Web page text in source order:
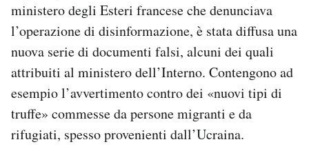
ministero degli Esteri francese che denunciava
l’operazione di disinformazione, è stata diffusa una
nuova serie di documenti falsi, alcuni dei quali
attribuiti al ministero dell’Interno. Contengono ad
esempio l’avvertimento contro dei «nuovi tipi di
truffe» commesse da persone migranti e da
rifugiati, spesso provenienti dall’Ucraina.